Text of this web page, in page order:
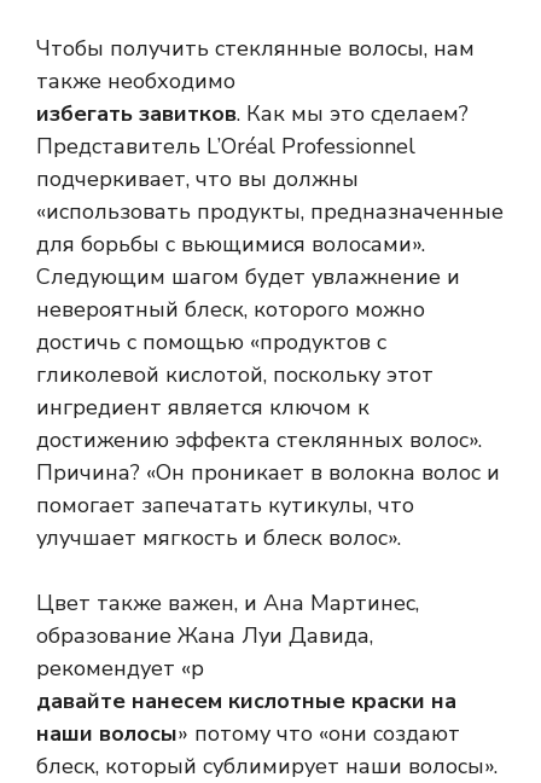
Чтобы получить стеклянные волосы, нам
также необходимо
избегать завитков. Как мы это сделаем?
Представитель L’Oréal Professionnel
подчеркивает, что вы должны
«использовать продукты, предназначенные
для борьбы с вьющимися волосами».
Следующим шагом будет увлажнение и
невероятный блеск, которого можно
достичь с помощью «продуктов с
гликолевой кислотой, поскольку этот
ингредиент является ключом к
достижению эффекта стеклянных волос».
Причина? «Он проникает в волокна волос и
помогает запечатать кутикулы, что
улучшает мягкость и блеск волос».
Цвет также важен, и Ана Мартинес,
образование Жана Луи Давида,
рекомендует «р
давайте нанесем кислотные краски на
наши волосы» потому что «они создают
блеск, который сублимирует наши волосы».